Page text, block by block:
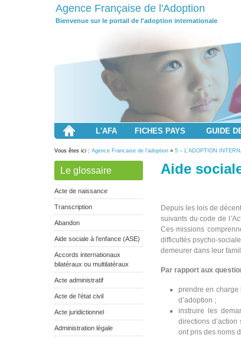
Agence Française de l'Adoption
Bienvenue sur le portail de l'adoption internationale
L'AFA FICHES PAYS GUIDE
Vous êtes ici : Agence Francaise de l'adoption » 5 – L’ADOPTION
Le glossaire
Acte de naissance
Transcription
Abandon
Aide sociale à l’enfance (ASE)
Accords internationaux
bilatéraux ou multilatéraux
Acte administratif
Acte de l’état civil
Acte juridictionnel
Administration légale
Aide
Depuis les lois de
suivants du code de
Ces missions
difficultés psycho-
demeurer dans leur
Par rapport aux
prendre en charge
d’adoption ;
instruire les
directions
ont pris des noms